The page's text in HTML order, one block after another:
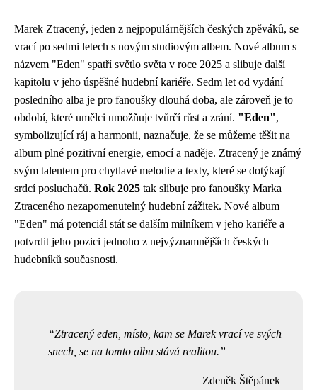
Marek Ztracený, jeden z nejpopulárnějších českých zpěváků, se
vrací po sedmi letech s novým studiovým albem. Nové album s
názvem "Eden" spatří světlo světa v roce 2025 a slibuje další
kapitolu v jeho úspěšné hudební kariéře. Sedm let od vydání
posledního alba je pro fanoušky dlouhá doba, ale zároveň je to
období, které umělci umožňuje tvůrčí růst a zrání. "Eden",
symbolizující ráj a harmonii, naznačuje, že se můžeme těšit na
album plné pozitivní energie, emocí a naděje. Ztracený je známý
svým talentem pro chytlavé melodie a texty, které se dotýkají
srdcí posluchačů. Rok 2025 tak slibuje pro fanoušky Marka
Ztraceného nezapomenutelný hudební zážitek. Nové album
"Eden" má potenciál stát se dalším milníkem v jeho kariéře a
potvrdit jeho pozici jednoho z nejvýznamnějších českých
hudebníků současnosti.
Ztracený eden, místo, kam se Marek vrací ve svých
snech, se na tomto albu stává realitou.
Zdeněk Štěpánek